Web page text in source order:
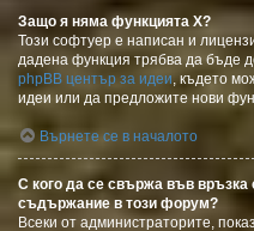
Защо я няма функцията X?
Този софтуер е написан и
дадена функция трябва да бъде
phpBB център за идеи, където
идеи или да предложите нови
Върнете се в началото
С кого да се свържа във
съдържание в този форум?
Всеки от администраторите,